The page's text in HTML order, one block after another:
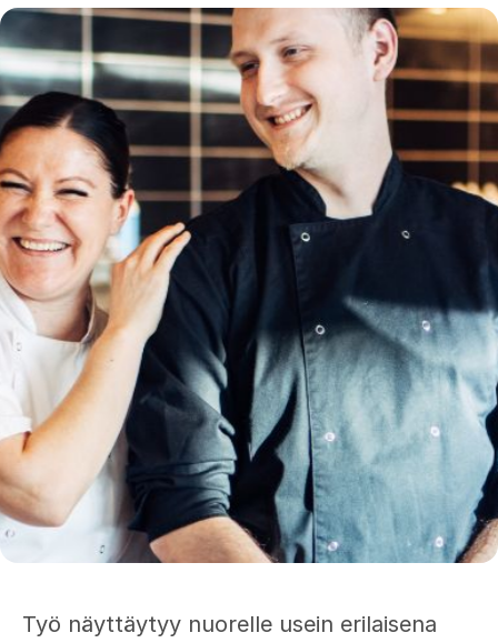
Työ näyttäytyy nuorelle usein erilaisena